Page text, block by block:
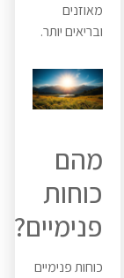
מאוזנים
ובריאים יותר.
מהם
כוחות
פנימיים?
כוחות פנימיים